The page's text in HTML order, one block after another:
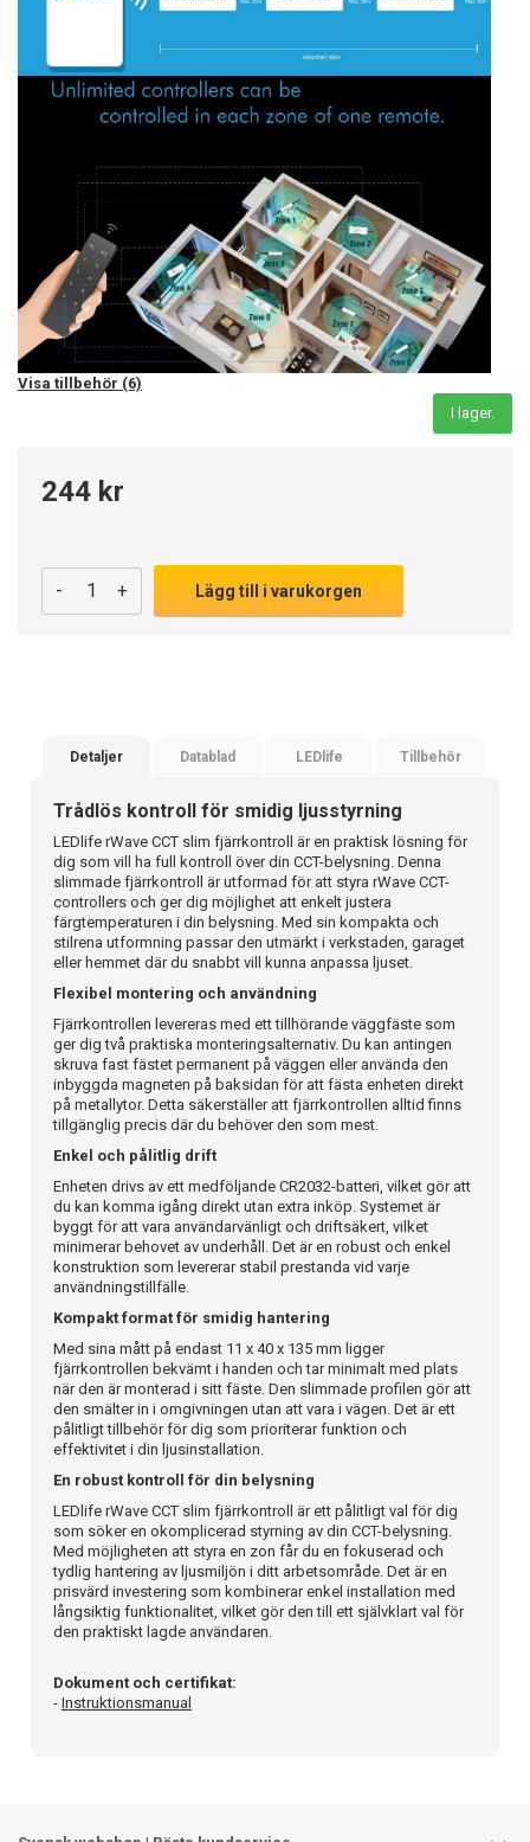
Visa tillbehör (6)
I lager.
244 kr
- + Lägg till i varukorgen
Detaljer Datablad LEDlife Tillbehör
Trådlös kontroll för smidig ljusstyrning
LEDlife rWave CCT slim fjärrkontroll är en praktisk lösning för
dig som vill ha full kontroll över din CCT-belysning. Denna
slimmade fjärrkontroll är utformad för att styra rWave CCT-
controllers och ger dig möjlighet att enkelt justera
färgtemperaturen i din belysning. Med sin kompakta och
stilrena utformning passar den utmärkt i verkstaden, garaget
eller hemmet där du snabbt vill kunna anpassa ljuset.
Flexibel montering och användning
Fjärrkontrollen levereras med ett tillhörande väggfäste som
ger dig två praktiska monteringsalternativ. Du kan antingen
skruva fast fästet permanent på väggen eller använda den
inbyggda magneten på baksidan för att fästa enheten direkt
på metallytor. Detta säkerställer att fjärrkontrollen alltid finns
tillgänglig precis där du behöver den som mest.
Enkel och pålitlig drift
Enheten drivs av ett medföljande CR2032-batteri, vilket gör att
du kan komma igång direkt utan extra inköp. Systemet är
byggt för att vara användarvänligt och driftsäkert, vilket
minimerar behovet av underhåll. Det är en robust och enkel
konstruktion som levererar stabil prestanda vid varje
användningstillfälle.
Kompakt format för smidig hantering
Med sina mått på endast 11 x 40 x 135 mm ligger
fjärrkontrollen bekvämt i handen och tar minimalt med plats
när den är monterad i sitt fäste. Den slimmade profilen gör att
den smälter in i omgivningen utan att vara i vägen. Det är ett
pålitligt tillbehör för dig som prioriterar funktion och
effektivitet i din ljusinstallation.
En robust kontroll för din belysning
LEDlife rWave CCT slim fjärrkontroll är ett pålitligt val för dig
som söker en okomplicerad styrning av din CCT-belysning.
Med möjligheten att styra en zon får du en fokuserad och
tydlig hantering av ljusmiljön i ditt arbetsområde. Det är en
prisvärd investering som kombinerar enkel installation med
långsiktig funktionalitet, vilket gör den till ett självklart val för
den praktiskt lagde användaren.
Dokument och certifikat:
- Instruktionsmanual